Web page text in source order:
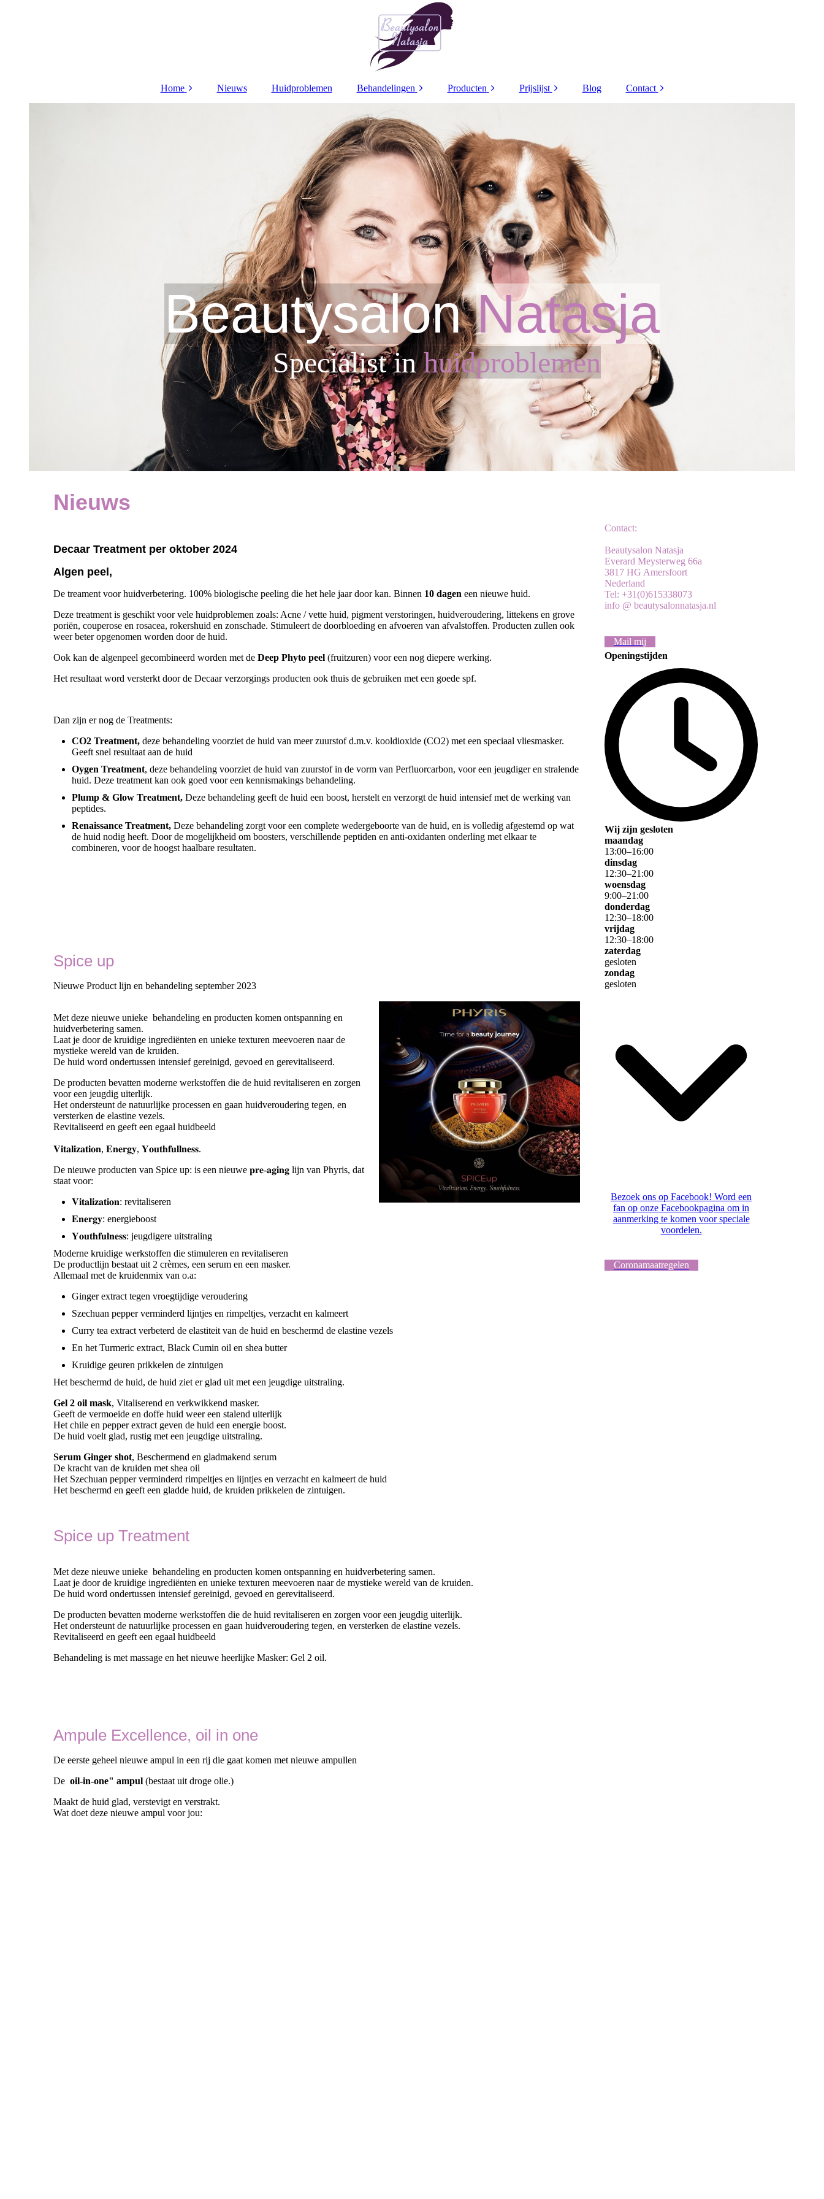
Home Nieuws Huidproblemen Behandelingen
Dr Grandel
Dr Schrammek
Pigment treatment
Retinol Treatment
Coaguleren
Producten
Dr Grandel
Dr Schrammek
Arabesque make up
Ampullen
Maskers
Caption Lacq3
Nagellak
Prijslijst
Dr Schrammek
Overige
behandelingen
Blog Contact
Beautysalon Natasja
Specialist inhuidproblemen
Nieuws
Decaar Treatment per oktober 2024
Algen peel,
De treament voor huidverbetering. 100% biologische peeling die het hele jaar door kan. Binnen 10 dagen een nieuwe huid.
Deze treatment is geschikt voor vele huidproblemen zoals: Acne / vette huid, pigment verstoringen, huidveroudering, littekens en grove
poriën, couperose en rosacea, rokershuid en zonschade. Stimuleert de doorbloeding en afvoeren van afvalstoffen. Producten zullen ook
weer beter opgenomen worden door de huid.
Ook kan de algenpeel gecombineerd worden met de Deep Phyto peel (fruitzuren) voor een nog diepere werking.
Het resultaat word versterkt door de Decaar verzorgings producten ook thuis de gebruiken met een goede spf.
Dan zijn er nog de Treatments:
CO2 Treatment, deze behandeling voorziet de huid van meer zuurstof d.m.v. kooldioxide (CO2) met een speciaal vliesmasker.
Geeft snel resultaat aan de huid
Oygen Treatment, deze behandeling voorziet de huid van zuurstof in de vorm van Perfluorcarbon, voor een jeugdiger en stralende
huid. Deze treatment kan ook goed voor een kennismakings behandeling.
Plump & Glow Treatment, Deze behandeling geeft de huid een boost, herstelt en verzorgt de huid intensief met de werking van
peptides.
Renaissance Treatment, Deze behandeling zorgt voor een complete wedergeboorte van de huid, en is volledig afgestemd op wat
de huid nodig heeft. Door de mogelijkheid om boosters, verschillende peptiden en anti-oxidanten onderling met elkaar te
combineren, voor de hoogst haalbare resultaten.
Spice up
Nieuwe Product lijn en behandeling september 2023
Met deze nieuwe unieke behandeling en producten komen ontspanning en
huidverbetering samen.
Laat je door de kruidige ingrediënten en unieke texturen meevoeren naar de
mystieke wereld van de kruiden.
De huid word ondertussen intensief gereinigd, gevoed en gerevitaliseerd.
De producten bevatten moderne werkstoffen die de huid revitaliseren en zorgen
voor een jeugdig uiterlijk.
Het ondersteunt de natuurlijke processen en gaan huidveroudering tegen, en
versterken de elastine vezels.
Revitaliseerd en geeft een egaal huidbeeld
𝐕𝐢𝐭𝐚𝐥𝐢𝐳𝐚𝐭𝐢𝐨𝐧, 𝐄𝐧𝐞𝐫𝐠𝐲, 𝐘𝐨𝐮𝐭𝐡𝐟𝐮𝐥𝐥𝐧𝐞𝐬𝐬.
De nieuwe producten van Spice up: is een nieuwe 𝐩𝐫𝐞-𝐚𝐠𝐢𝐧𝐠 lijn van Phyris, dat
staat voor:
𝐕𝐢𝐭𝐚𝐥𝐢𝐳𝐚𝐭𝐢𝐨𝐧: revitaliseren
𝐄𝐧𝐞𝐫𝐠𝐲: energieboost
𝐘𝐨𝐮𝐭𝐡𝐟𝐮𝐥𝐧𝐞𝐬𝐬: jeugdigere uitstraling
Moderne kruidige werkstoffen die stimuleren en revitaliseren
De productlijn bestaat uit 2 crèmes, een serum en een masker.
Allemaal met de kruidenmix van o.a:
Ginger extract tegen vroegtijdige veroudering
Szechuan pepper verminderd lijntjes en rimpeltjes, verzacht en kalmeert
Curry tea extract verbeterd de elastiteit van de huid en beschermd de elastine vezels
En het Turmeric extract, Black Cumin oil en shea butter
Kruidige geuren prikkelen de zintuigen
Het beschermd de huid, de huid ziet er glad uit met een jeugdige uitstraling.
Gel 2 oil mask, Vitaliserend en verkwikkend masker.
Geeft de vermoeide en doffe huid weer een stalend uiterlijk
Het chile en pepper extract geven de huid een energie boost.
De huid voelt glad, rustig met een jeugdige uitstraling.
Serum Ginger shot, Beschermend en gladmakend serum
De kracht van de kruiden met shea oil
Het Szechuan pepper verminderd rimpeltjes en lijntjes en verzacht en kalmeert de huid
Het beschermd en geeft een gladde huid, de kruiden prikkelen de zintuigen.
Spice up Treatment
Met deze nieuwe unieke behandeling en producten komen ontspanning en huidverbetering samen.
Laat je door de kruidige ingrediënten en unieke texturen meevoeren naar de mystieke wereld van de kruiden.
De huid word ondertussen intensief gereinigd, gevoed en gerevitaliseerd.
De producten bevatten moderne werkstoffen die de huid revitaliseren en zorgen voor een jeugdig uiterlijk.
Het ondersteunt de natuurlijke processen en gaan huidveroudering tegen, en versterken de elastine vezels.
Revitaliseerd en geeft een egaal huidbeeld
Behandeling is met massage en het nieuwe heerlijke Masker: Gel 2 oil.
Ampule Excellence, oil in one
De eerste geheel nieuwe ampul in een rij die gaat komen met nieuwe ampullen
De oil-in-one" ampul (bestaat uit droge olie.)
Maakt de huid glad, verstevigt en verstrakt.
Wat doet deze nieuwe ampul voor jou:
Contact:
Beautysalon Natasja
Everard Meysterweg 66a
3817 HG Amersfoort
Nederland
Tel: +31(0)615338073
info @ beautysalonnatasja.nl
Mail mij
Openingstijden
Wij zijn gesloten
maandag
13:00–16:00
dinsdag
12:30–21 :00
woensdag
9:00–21 :00
donderdag
12:30–18:00
vrijdag
12:30–18:00
zaterdag
gesloten
zondag
gesloten
Bezoek ons op Facebook! Word een
fan op onze Facebookpagina om in
aanmerking te komen voor speciale
voordelen.
Coronamaatregelen